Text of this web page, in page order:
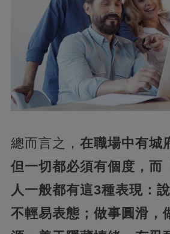
總而言之， 在職場中有城
但一切都必須有個度，而
人一般都有這3種表現：
不輕易表態；做事圓滑，